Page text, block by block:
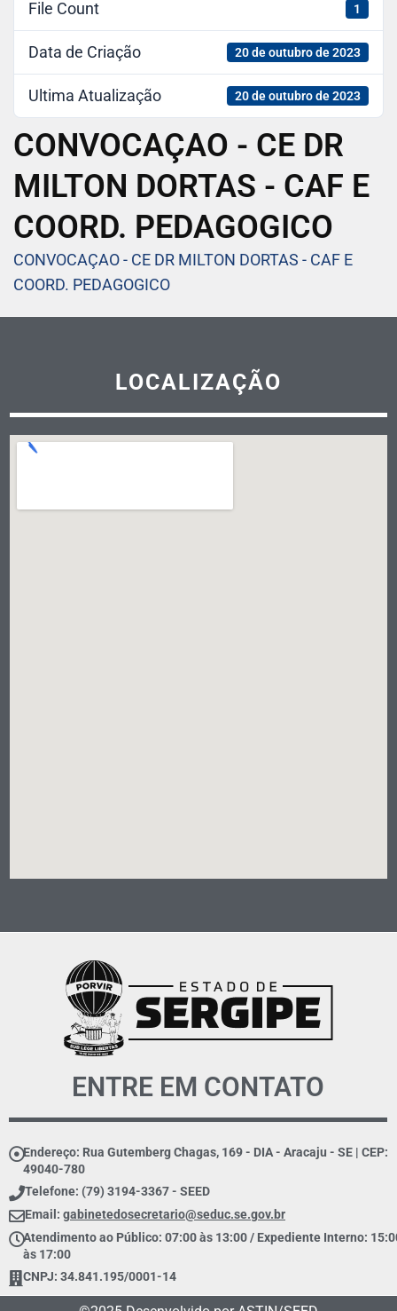
File Count 1
Data de Criação 20 de outubro de 2023
Ultima Atualização 20 de outubro de 2023
CONVOCAÇAO - CE DR
MILTON DORTAS - CAF E
COORD. PEDAGOGICO
CONVOCAÇAO - CE DR MILTON DORTAS - CAF E
COORD. PEDAGOGICO
LOCALIZAÇÃO
ENTRE EM CONTATO
Endereço: Rua Gutemberg Chagas, 169 - DIA - Aracaju - SE | CEP:
49040-780
Telefone: (79) 3194-3367 - SEED
Email: gabinetedosecretario@seduc.se.gov.br
Atendimento ao Público: 07:00 às 13:00 / Expediente Interno:
às 17:00
CNPJ: 34.841.195/0001-14